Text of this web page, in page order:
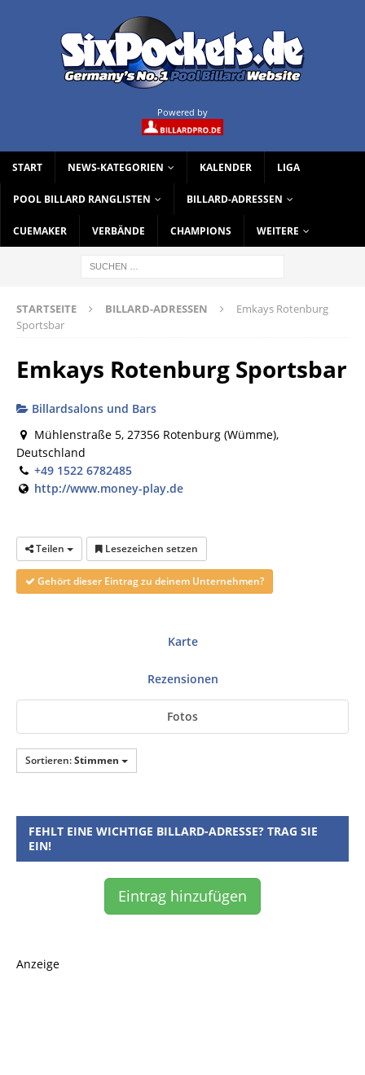
Powered by
START NEWS-KATEGORIEN KALENDER LIGA
POOL BILLARD RANGLISTEN BILLARD-ADRESSEN
CUEMAKER VERBÄNDE CHAMPIONS WEITERE
STARTSEITE BILLARD-ADRESSEN
Emkays Rotenburg
Sportsbar
Emkays Rotenburg Sportsbar
Billardsalons und Bars
Mühlenstraße 5, 27356 Rotenburg (Wümme),
Deutschland
+49 1522 6782485
http://www.money-play.de
Teilen Lesezeichen setzen
Gehört dieser Eintrag zu deinem Unternehmen?
Karte
Rezensionen
Fotos
Sortieren:Stimmen
FEHLT EINE WICHTIGE BILLARD-ADRESSE? TRAG SIE
EIN!
Eintrag hinzufügen
Anzeige